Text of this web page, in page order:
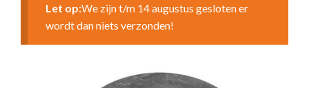
Let op:We zijn t/m 14 augustus gesloten er
wordt dan niets verzonden!